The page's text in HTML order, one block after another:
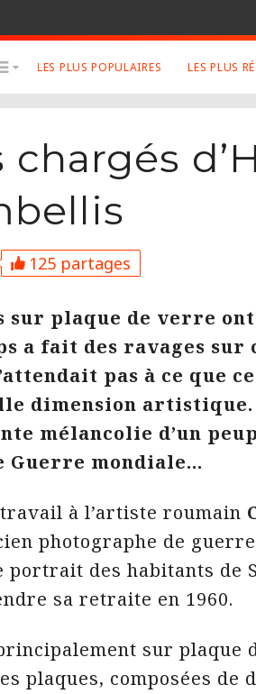
Art
Photographies
Musique
Facebook
Twitter
LES PLUS POPULAIRES LES PLUS
125 partages
sur plaque de verre ont
a fait des ravages sur
pas à ce que
dimension artistique.
mélancolie d’un
Guerre mondiale…
à l’artiste roumain
photographe de
portrait des habitants de
sa retraite en 1960.
sur plaque
plaques, composées de